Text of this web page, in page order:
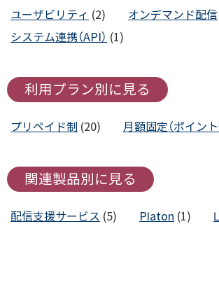
ユーザビリティ (2) オンデマンド配信
システム連携（API） (1)
利用プラン別に見る
プリペイド制 (20) 月額固定（ポイント
関連製品別に見る
配信支援サービス (5) Platon (1)